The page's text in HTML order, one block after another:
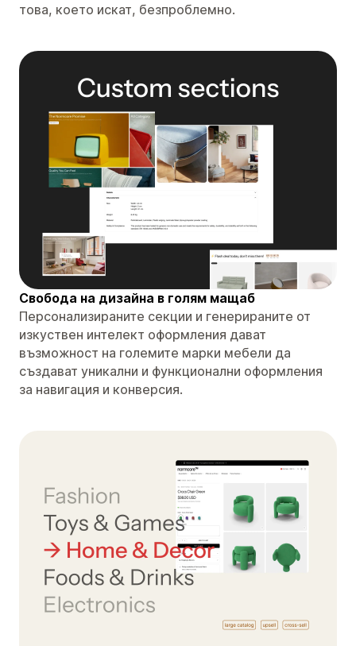
това, което искат, безпроблемно.
Свобода на дизайна в голям мащаб
Персонализираните секции и генерираните от
изкуствен интелект оформления дават
възможност на големите марки мебели да
създават уникални и функционални оформления
за навигация и конверсия.